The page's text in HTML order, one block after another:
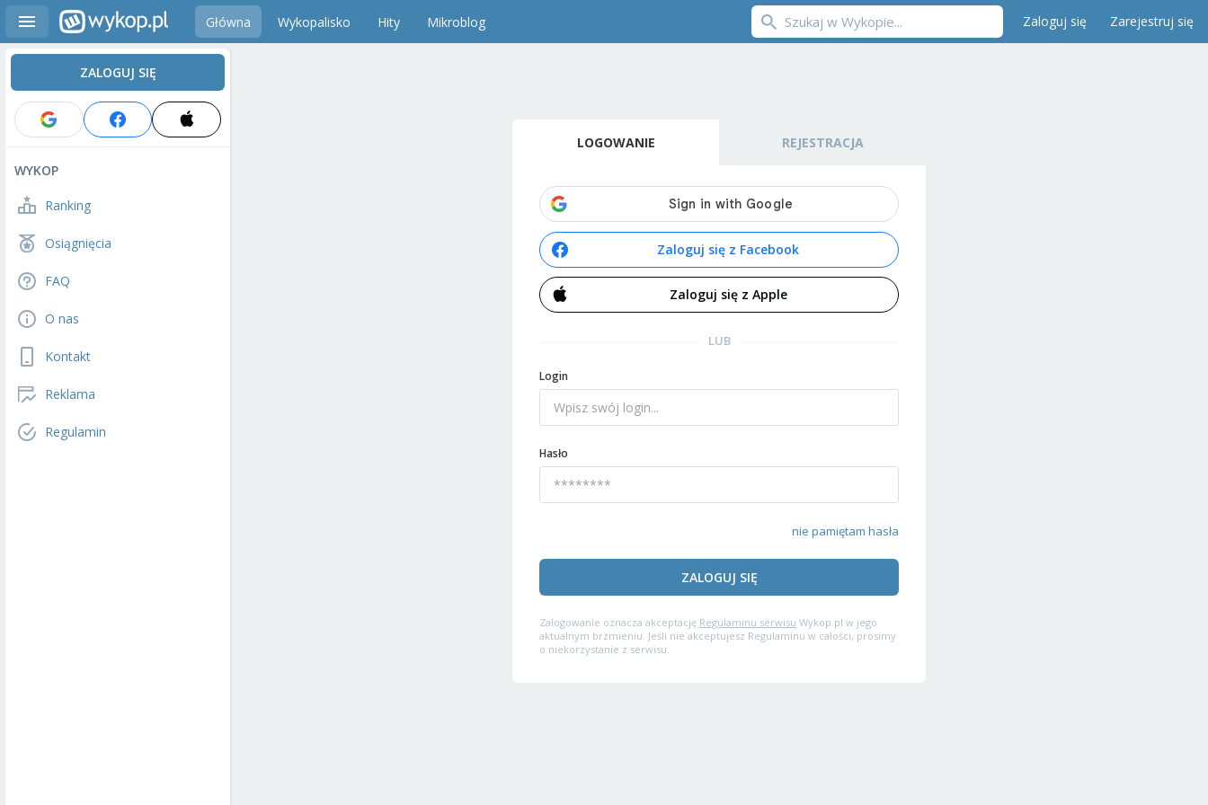
Główna Wykopalisko Hity Mikroblog Zaloguj się Zarejestruj się
ZALOGUJ SIĘ
WYKOP
Ranking
Osiągnięcia
FAQ
O nas
Kontakt
Reklama
Regulamin
LOGOWANIE REJESTRACJA
Zaloguj się z Facebook
Zaloguj się z Apple
LUB
Login
Hasło
nie pamiętam hasła
ZALOGUJ SIĘ
Zalogowanie oznacza akceptację Regulaminu serwisu Wykop.pl w jego
aktualnym brzmieniu. Jeśli nie akceptujesz Regulaminu w całości, prosimy
o niekorzystanie z serwisu.